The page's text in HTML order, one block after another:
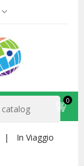
0
In Viaggio